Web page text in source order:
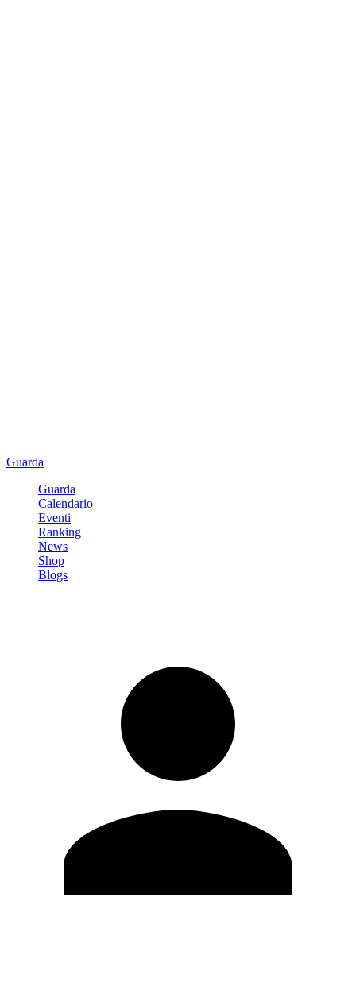
Guarda
Guarda
Calendario
Eventi
Ranking
News
Shop
Blogs